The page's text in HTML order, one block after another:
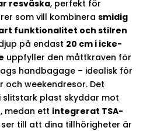
resväska, perfekt för
som vill kombinera smidig
funktionalitet och stilren
på endast 20 cm i icke-
uppfyller den måttkraven för
handbagage – idealisk för
weekendresor. Det
i slitstark plast skyddar mot
medan ett integrerat TSA-
till att dina tillhörigheter är